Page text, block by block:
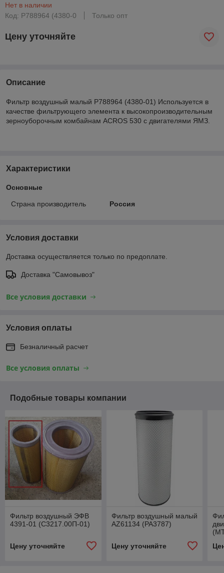
Нет в наличии
Код: P788964 (4380-0
Только опт
Цену уточняйте
Описание
Фильтр воздушный малый P788964 (4380-01) Используется в
качестве фильтрующего элемента к высокопроизводительным
зерноуборочным комбайнам ACROS 530 с двигателями ЯМЗ.
Характеристики
Основные
Страна производитель Россия
Условия доставки
Доставка осуществляется только по предоплате.
Доставка "Самовывоз"
Все условия доставки
Условия оплаты
Безналичный расчет
Все условия оплаты
Подобные товары компании
Фильтр воздушный ЭФВ
4391-01 (С3217.00П-01)
Цену уточняйте
Фильтр воздушный малый
AZ61134 (PA3787)
Цену уточняйте